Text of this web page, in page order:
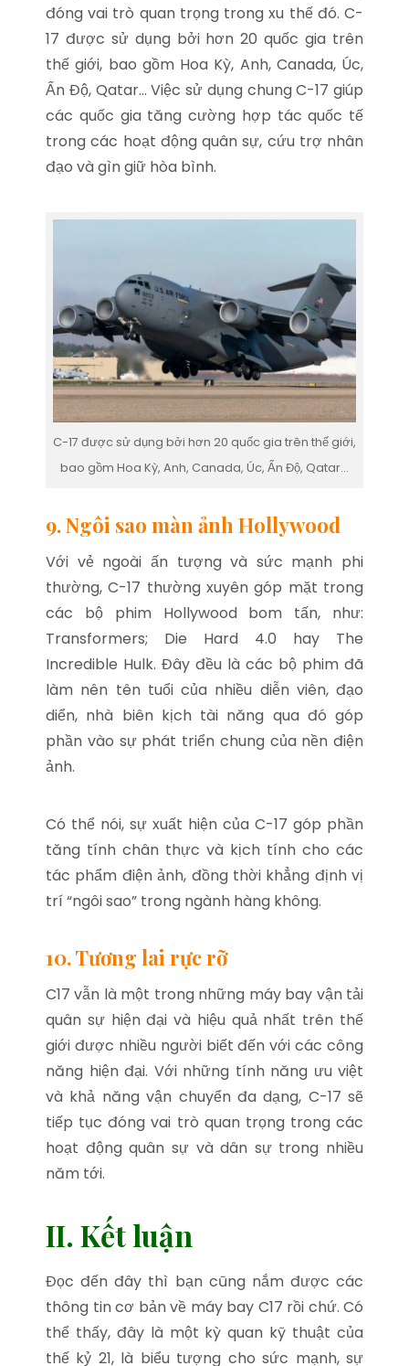
đóng vai trò quan trọng trong xu thế đó. C-
17 được sử dụng bởi hơn 20 quốc gia trên
thế giới, bao gồm Hoa Kỳ, Anh, Canada, Úc,
Ấn Độ, Qatar… Việc sử dụng chung C-17 giúp
các quốc gia tăng cường hợp tác quốc tế
trong các hoạt động quân sự, cứu trợ nhân
đạo và gìn giữ hòa bình.
C-17 được sử dụng bởi hơn 20 quốc gia trên thế giới,
bao gồm Hoa Kỳ, Anh, Canada, Úc, Ấn Độ, Qatar…
9. Ngôi sao màn ảnh Hollywood
Với vẻ ngoài ấn tượng và sức mạnh phi
thường, C-17 thường xuyên góp mặt trong
các bộ phim Hollywood bom tấn, như:
Transformers; Die Hard 4.0 hay The
Incredible Hulk. Đây đều là các bộ phim đã
làm nên tên tuổi của nhiều diễn viên, đạo
diển, nhà biên kịch tài năng qua đó góp
phần vào sự phát triển chung của nền điện
ảnh.
Có thể nói, sự xuất hiện của C-17 góp phần
tăng tính chân thực và kịch tính cho các
tác phẩm điện ảnh, đồng thời khẳng định vị
trí “ngôi sao” trong ngành hàng không.
10. Tương lai rực rỡ
C17 vẫn là một trong những máy bay vận tải
quân sự hiện đại và hiệu quả nhất trên thế
giới được nhiều người biết đến với các công
năng hiện đại. Với những tính năng ưu việt
và khả năng vận chuyển đa dạng, C-17 sẽ
tiếp tục đóng vai trò quan trọng trong các
hoạt động quân sự và dân sự trong nhiều
năm tới.
II. Kết luận
Đọc đến đây thì bạn cũng nắm được các
thông tin cơ bản về máy bay C17 rồi chứ. Có
thể thấy, đây là một kỳ quan kỹ thuật của
thế kỷ 21, là biểu tượng cho sức mạnh, sự